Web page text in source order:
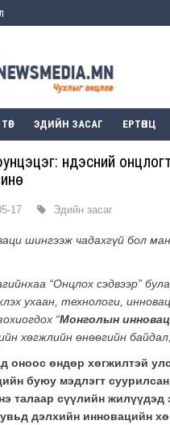
ЭДИЙН ЗАСАГ ЕРТӨНЦ
Үндэсний
17 Эдийн засаг
шингээж чадахгүй бол
“Онцлох сэдвээр”
ухаан, технологи,
“Монголын
хөгжлийн өнөөгийн
оноос өндөр хөгжилтэй
буюу мэдлэгт
талаар сүүлийн
дэлхийн инновацийн